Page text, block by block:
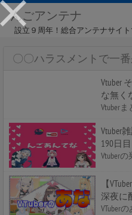
んごアンテナ
設立９周年！総合アンテナサイト
〇〇ハラスメントで一
Vtuber
な無く
Vtuber
Vtuber
190日目
Vtuberの
【
深夜に
VTuber